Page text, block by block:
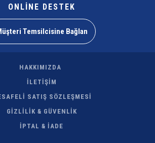
ONLİNE DESTEK
Temsilcisine Bağlan
HAKKIMIZDA
İLETİŞİM
SATIŞ SÖZLEŞMESİ
GİZLİLİK & GÜVENLİK
İPTAL & İADE